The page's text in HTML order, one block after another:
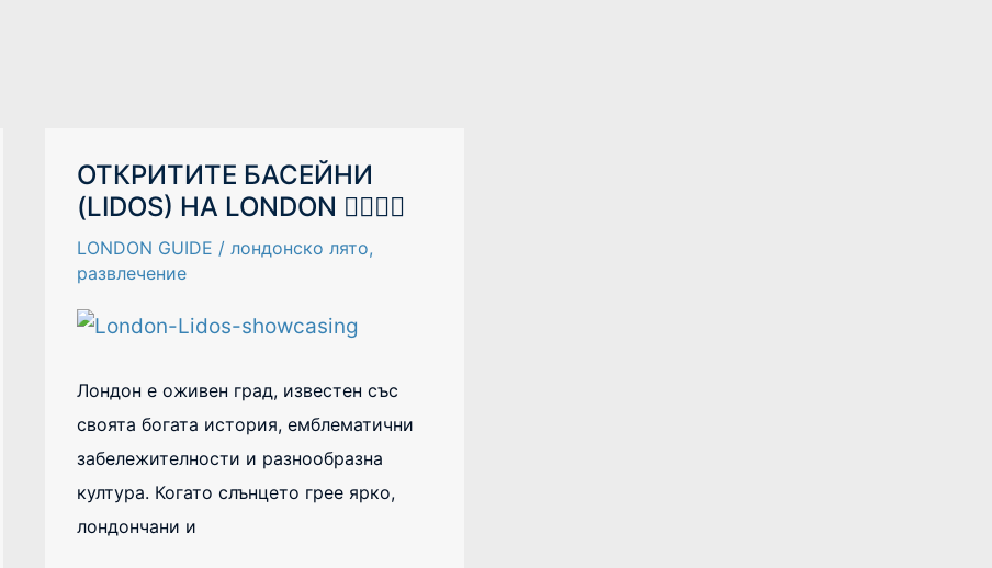
ОТКРИТИТЕ БАСЕЙНИ
(LIDOS) НА LONDON 🏊‍♂️💦🌞
LONDON GUIDE / лондонско лято,
развлечение
Лондон е оживен град, известен със
своята богата история, емблематични
забележителности и разнообразна
култура. Когато слънцето грее ярко,
лондончани и
ОТКРИТИТЕ
БАСЕЙНИ
(LIDOS)
НА
LONDON
🏊‍♂️
💦